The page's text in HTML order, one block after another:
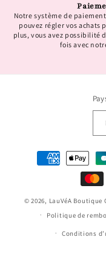
Notre système de
pouvez régler vos achats
plus, vous avez possibilité
fois avec
Moyens
© 2026, LauVéA Boutique
Politique de
Conditions